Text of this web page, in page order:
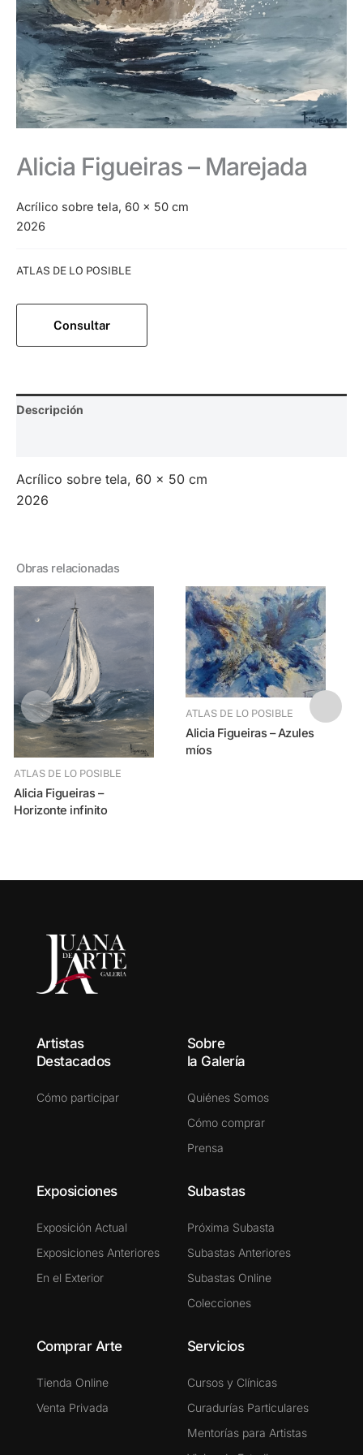
Alicia Figueiras – Marejada
Acrílico sobre tela, 60 x 50 cm
2026
ATLAS DE LO POSIBLE
Consultar
Descripción
Acrílico sobre tela, 60 x 50 cm
2026
Obras relacionadas
ATLAS DE LO POSIBLE
Alicia Figueiras –
Horizonte infinito
ATLAS DE LO POSIBLE
Alicia Figueiras – Azules
míos
Artistas
Destacados
Cómo participar
Sobre
la Galería
Quiénes Somos
Cómo comprar
Prensa
Exposiciones
Exposición Actual
Exposiciones Anteriores
En el Exterior
Subastas
Próxima Subasta
Subastas Anteriores
Subastas Online
Colecciones
Comprar Arte
Tienda Online
Venta Privada
Servicios
Cursos y Clínicas
Curadurías Particulares
Mentorías para Artistas